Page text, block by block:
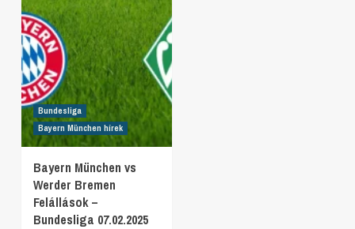
Bundesliga
Bayern München hírek
Bayern München vs
Werder Bremen
Felállások –
Bundesliga 07.02.2025